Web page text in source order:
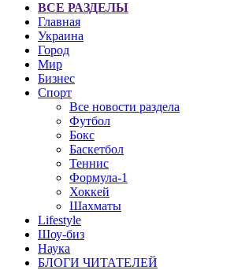
ВСЕ РАЗДЕЛЫ
Главная
Украина
Город
Мир
Бизнес
Спорт
Все новости раздела
Футбол
Бокс
Баскетбол
Теннис
Формула-1
Хоккей
Шахматы
Lifestyle
Шоу-биз
Наука
БЛОГИ ЧИТАТЕЛЕЙ